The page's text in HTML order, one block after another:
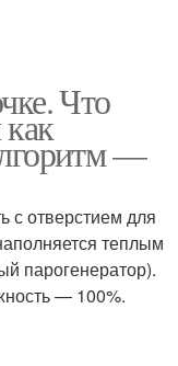
Что
—
с отверстием для
теплым
парогенератор).
— 100%.